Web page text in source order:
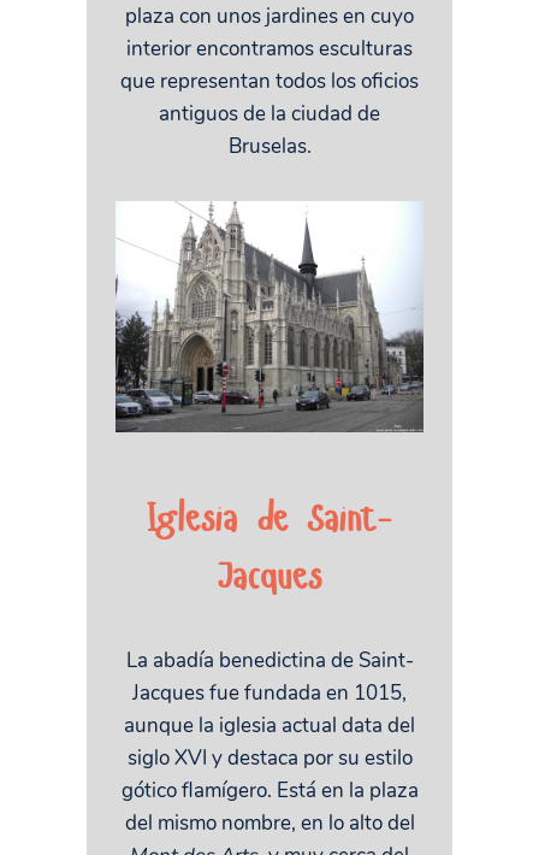
plaza con unos jardines en cuyo
interior encontramos esculturas
que representan todos los oficios
antiguos de la ciudad de
Bruselas.
Iglesia de Saint-
Jacques
La abadía benedictina de Saint-
Jacques fue fundada en 1015,
aunque la iglesia actual data del
siglo XVI y destaca por su estilo
gótico flamígero. Está en la plaza
del mismo nombre, en lo alto del